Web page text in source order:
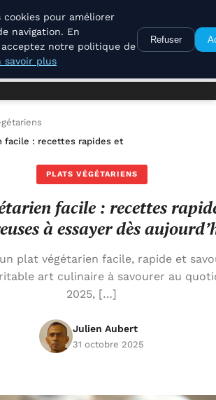
Des Terroirs
facile : recettes rapides et savoureuses à
PLATS VÉGÉTARIENS
facile : recettes
à essayer dès
plat végétarien facile, rapide et
art culinaire à savourer au
2025, […]
Julien Aubert
31 octobre 2025
cookies pour améliorer
navigation. En
notre politique de
savoir plus
Refuser